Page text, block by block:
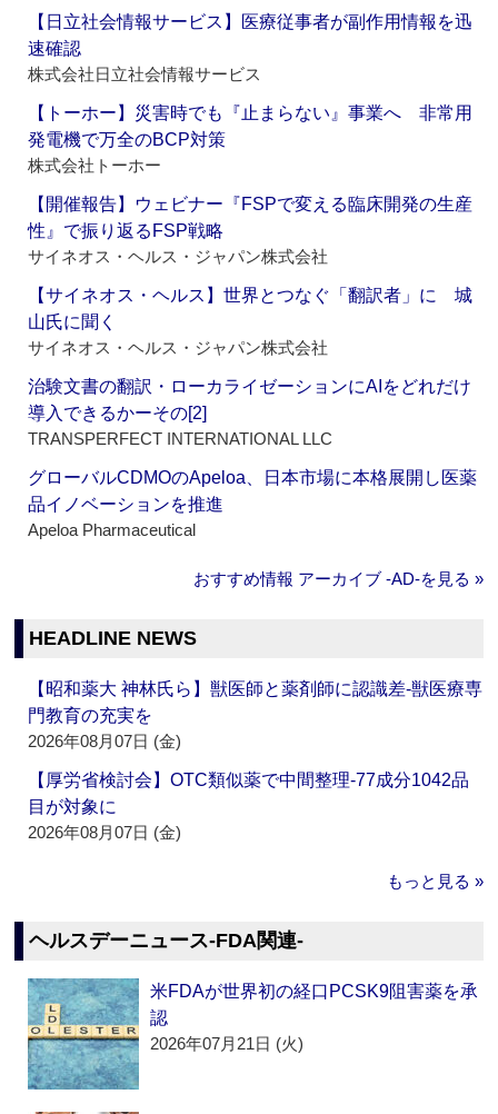
【日立社会情報サービス】医療従事者が副作用情報を迅
速確認
株式会社日立社会情報サービス
【トーホー】災害時でも『止まらない』事業へ 非常用
発電機で万全のBCP対策
株式会社トーホー
【開催報告】ウェビナー『FSPで変える臨床開発の生産
性』で振り返るFSP戦略
サイネオス・ヘルス・ジャパン株式会社
【サイネオス・ヘルス】世界とつなぐ「翻訳者」に 城
山氏に聞く
サイネオス・ヘルス・ジャパン株式会社
治験文書の翻訳・ローカライゼーションにAIをどれだけ
導入できるかーその[2]
TRANSPERFECT INTERNATIONAL LLC
グローバルCDMOのApeloa、日本市場に本格展開し医薬
品イノベーションを推進
Apeloa Pharmaceutical
おすすめ情報 アーカイブ ‐AD‐を見る »
HEADLINE NEWS
【昭和薬大 神林氏ら】獣医師と薬剤師に認識差‐獣医療専
門教育の充実を
2026年08月07日 (金)
【厚労省検討会】OTC類似薬で中間整理‐77成分1042品
目が対象に
2026年08月07日 (金)
もっと見る »
ヘルスデーニュース‐FDA関連‐
米FDAが世界初の経口PCSK9阻害薬を承
認
2026年07月21日 (火)